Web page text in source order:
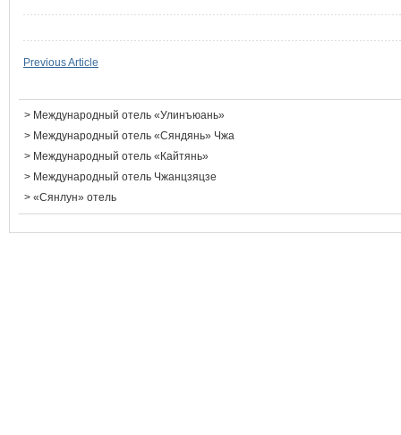
Previous Article
> Международный отель «Улинъюань»
> Международный отель «Сяндянь» Чжа
> Международный отель «Кайтянь»
> Международный отель Чжанцзяцзе
> «Сянлун» отель